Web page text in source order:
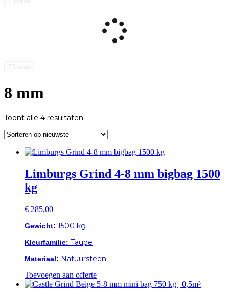
8 mm
Toont alle 4 resultaten
nieuwste
Limburgs Grind 4-8 mm bigbag 1500
kg
€ 285,00
Gewicht: 1500 kg
Kleurfamilie: Taupe
Materiaal: Natuursteen
Toevoegen aan offerte